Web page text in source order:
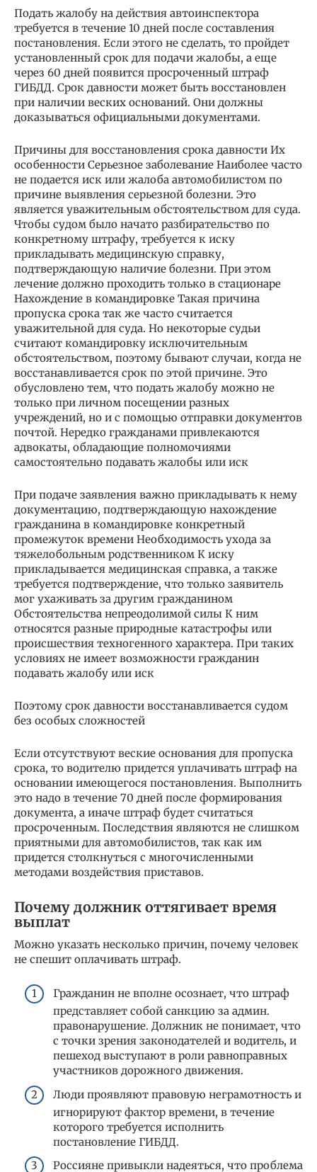
Подать жалобу на действия автоинспектора
требуется в течение 10 дней после составления
постановления. Если этого не сделать, то пройдет
установленный срок для подачи жалобы, а еще
через 60 дней появится просроченный штраф
ГИБДД. Срок давности может быть восстановлен
при наличии веских оснований. Они должны
доказываться официальными документами.
Причины для восстановления срока давности Их
особенности Серьезное заболевание Наиболее часто
не подается иск или жалоба автомобилистом по
причине выявления серьезной болезни. Это
является уважительным обстоятельством для суда.
Чтобы судом было начато разбирательство по
конкретному штрафу, требуется к иску
прикладывать медицинскую справку,
подтверждающую наличие болезни. При этом
лечение должно проходить только в стационаре
Нахождение в командировке Такая причина
пропуска срока так же часто считается
уважительной для суда. Но некоторые судьи
считают командировку исключительным
обстоятельством, поэтому бывают случаи, когда не
восстанавливается срок по этой причине. Это
обусловлено тем, что подать жалобу можно не
только при личном посещении разных
учреждений, но и с помощью отправки документов
почтой. Нередко гражданами привлекаются
адвокаты, обладающие полномочиями
самостоятельно подавать жалобы или иск
При подаче заявления важно прикладывать к нему
документацию, подтверждающую нахождение
гражданина в командировке конкретный
промежуток времени Необходимость ухода за
тяжелобольным родственником К иску
прикладывается медицинская справка, а также
требуется подтверждение, что только заявитель
мог ухаживать за другим гражданином
Обстоятельства непреодолимой силы К ним
относятся разные природные катастрофы или
происшествия техногенного характера. При таких
условиях не имеет возможности гражданин
подавать жалобу или иск
Поэтому срок давности восстанавливается судом
без особых сложностей
Если отсутствуют веские основания для пропуска
срока, то водителю придется уплачивать штраф на
основании имеющегося постановления. Выполнить
это надо в течение 70 дней после формирования
документа, а иначе штраф будет считаться
просроченным. Последствия являются не слишком
приятными для автомобилистов, так как им
придется столкнуться с многочисленными
методами воздействия приставов.
Почему должник оттягивает время
выплат
Можно указать несколько причин, почему человек
не спешит оплачивать штраф.
Гражданин не вполне осознает, что штраф
представляет собой санкцию за админ.
правонарушение. Должник не понимает, что
с точки зрения законодателей и водитель, и
пешеход выступают в роли равноправных
участников дорожного движения.
Люди проявляют правовую неграмотность и
игнорируют фактор времени, в течение
которого требуется исполнить
постановление ГИБДД.
Россияне привыкли надеяться, что проблема